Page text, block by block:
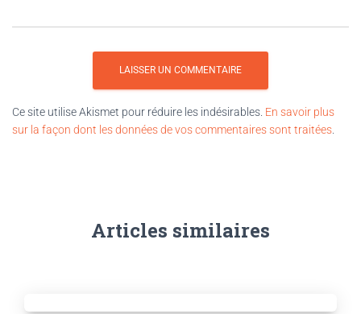
Ce site utilise Akismet pour réduire les indésirables. En savoir plus
sur la façon dont les données de vos commentaires sont traitées
Articles similaires